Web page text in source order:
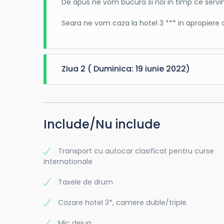
De apus ne vom bucura si noi in timp ce
Seara ne vom caza la hotel 3 *** in apropiere
Ziua 2 ( Duminica: 19 iunie 2022)
plaja, plimbare sau cumparaturi.
Dupa ce vom servi pranzul la una dintre
inconjurat de munti si de Marea Neagra.
aduce un plus de romantism. Cu o
Gradina Botanica din Balcik este a doua
imparatului rus Nickolai al II-lea.
Include/Nu include
Transport cu autocar clasificat pentru curse
internationale
Taxele de drum
Cazare hotel 3*, camere duble/triple